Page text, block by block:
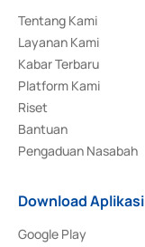
Tentang Kami
Layanan Kami
Kabar Terbaru
Platform Kami
Riset
Bantuan
Pengaduan Nasabah
Download Aplikasi
Google Play